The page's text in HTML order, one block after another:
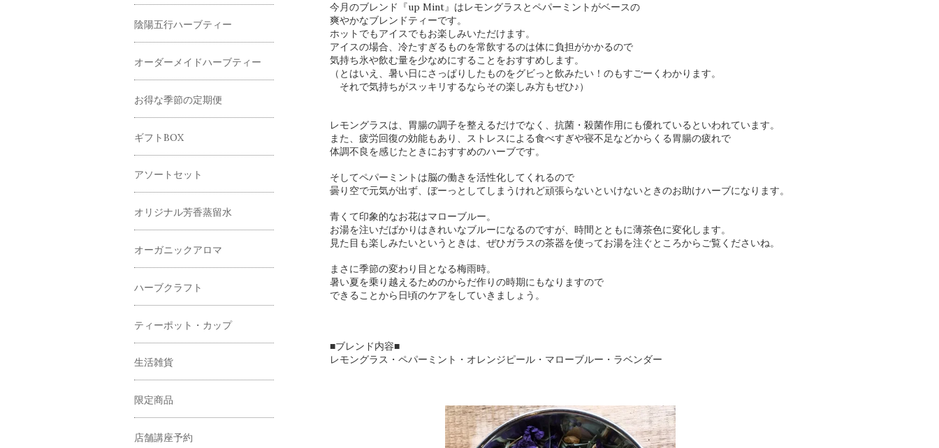
今月のブレンド『up Mint』はレモングラスとペパーミントがベースの
爽やかなブレンドティーです。
ホットでもアイスでもお楽しみいただけます。
アイスの場合、冷たすぎるものを常飲するのは体に負担がかかるので
気持ち氷や飲む量を少なめにすることをおすすめします。
（とはいえ、暑い日にさっぱりしたものをグビっと飲みたい！のもすごーくわかります。
それで気持ちがスッキリするならその楽しみ方もぜひ♪）
レモングラスは、胃腸の調子を整えるだけでなく、抗菌・殺菌作用にも優れているといわれています。
また、疲労回復の効能もあり、ストレスによる食べすぎや寝不足などからくる胃腸の疲れで
体調不良を感じたときにおすすめのハーブです。
そしてペパーミントは脳の働きを活性化してくれるので
曇り空で元気が出ず、ぼーっとしてしまうけれど頑張らないといけないときのお助けハーブになります。
青くて印象的なお花はマローブルー。
お湯を注いだばかりはきれいなブルーになるのですが、時間とともに薄茶色に変化します。
見た目も楽しみたいというときは、ぜひガラスの茶器を使ってお湯を注ぐところからご覧くださいね。
まさに季節の変わり目となる梅雨時。
暑い夏を乗り越えるためのからだ作りの時期にもなりますので
できることから日頃のケアをしていきましょう。
■ブレンド内容■
レモングラス・ペパーミント・オレンジピール・マローブルー・ラベンダー
陰陽五行ハーブティー
オーダーメイドハーブティー
お得な季節の定期便
ギフトBOX
アソートセット
オリジナル芳香蒸留水
オーガニックアロマ
ハーブクラフト
ティーポット・カップ
生活雑貨
限定商品
店舗講座予約